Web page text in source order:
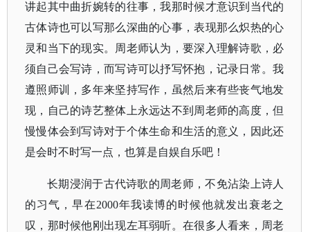
讲起其中曲折婉转的往事，我那时候才意识到当代的
古体诗也可以写那么深曲的心事，表现那么炽热的心
灵和当下的现实。周老师认为，要深入理解诗歌，必
须自己会写诗，而写诗可以抒写怀抱，记录日常。我
遵照师训，多年来坚持写作，虽然后来有些丧气地发
现，自己的诗艺整体上永远达不到周老师的高度，但
慢慢体会到写诗对于个体生命和生活的意义，因此还
是会时不时写一点，也算是自娱自乐吧！
长期浸润于古代诗歌的周老师，不免沾染上诗人
的习气，早在2000年我读博的时候他就发出衰老之
叹，那时候他刚出现左耳弱听。在很多人看来，周老